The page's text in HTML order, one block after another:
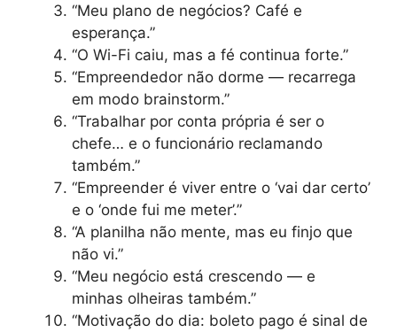
“Meu plano de negócios? Café e
esperança.”
“O Wi-Fi caiu, mas a fé continua forte.”
“Empreendedor não dorme — recarrega
em modo brainstorm.”
“Trabalhar por conta própria é ser o
chefe… e o funcionário reclamando
também.”
“Empreender é viver entre o ‘vai dar certo’
e o ‘onde fui me meter’.”
“A planilha não mente, mas eu finjo que
não vi.”
“Meu negócio está crescendo — e
minhas olheiras também.”
“Motivação do dia: boleto pago é sinal de